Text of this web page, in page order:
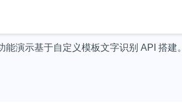
能演示基于自定义模板文字识别 API 搭建